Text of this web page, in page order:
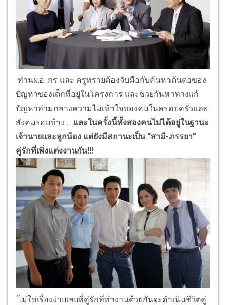
ท่านผ.อ. กร และ ครูทรายต้องจับมือกับค้นหาต้นตอของ
ปัญหาของเด็กที่อยู่ในโครงการ และช่วยกันหาทางแก้
ปัญหาท่ามกลางความไม่เข้าใจของคนในครอบครัวและ
สังคมรอบข้าง ... และในครั้งนี้ทั้งสองคนไม่ได้อยู่ในฐานะ
เจ้านายและลูกน้อง แต่ยังมีสถานะเป็น “สามี-ภรรยา”
คู่รักที่เพิ่งแต่งงานกัน!!!
ไม่ใช่เรื่องง่ายเลยที่คู่รักที่ทำงานด้วยกันจะดำเนินชีวิตคู่